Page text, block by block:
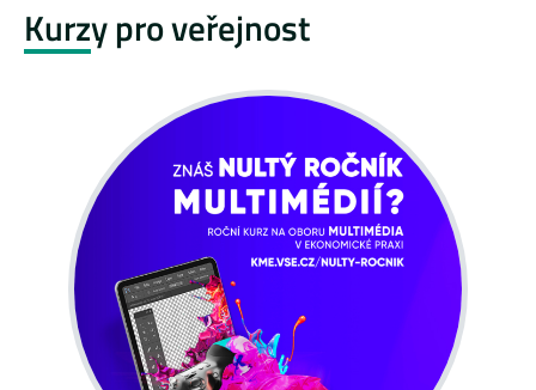
Kurzy pro veřejnost